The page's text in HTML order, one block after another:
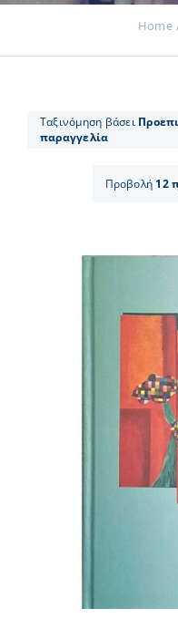
Νέα
Home
Ταξινόμηση βάσει
παραγγελία
Προβολή 12